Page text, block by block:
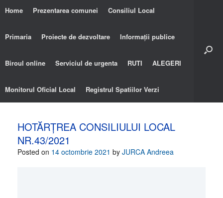
Home Prezentarea comunei Consiliul Local
Primaria Proiecte de dezvoltare Informații publice
Biroul online Serviciul de urgenta RUTI ALEGERI
Monitorul Oficial Local Registrul Spatiilor Verzi
HOTĂRȚREA CONSILIULUI LOCAL
NR.43/2021
Posted on 14 octombrie 2021 by JURCA Andreea